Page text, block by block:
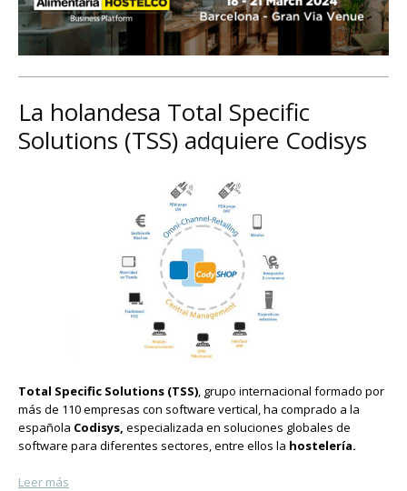
La holandesa Total Specific
Solutions (TSS) adquiere Codisys
Total Specific Solutions (TSS), grupo internacional formado por
más de 110 empresas con software vertical, ha comprado a la
española Codisys, especializada en soluciones globales de
software para diferentes sectores, entre ellos la hostelería.
Leer más